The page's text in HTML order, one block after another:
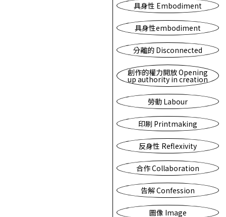
具身性 Embodiment
具身性embodiment
分離的 Disconnected
創作的權力開放 Opening
up authority in creation
勞動 Labour
印刷 Printmaking
反身性 Reflexivity
合作 Collaboration
告解 Confession
圖像 Image